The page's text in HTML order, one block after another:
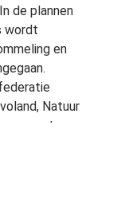
de plannen
wordt
en
Natuur